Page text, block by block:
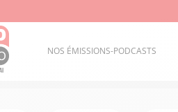
NOS ÉMISSIONS-PODCASTS